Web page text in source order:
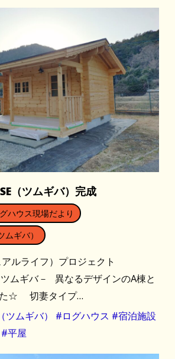
（ツムギバ）完成
ハウス現場だより
ギバ）
ルライフ）プロジェクト
ムギバ－ 異なるデザインのA棟と
た☆ 切妻タイプ…
ムギバ）
#ログハウス #宿泊施設
#平屋